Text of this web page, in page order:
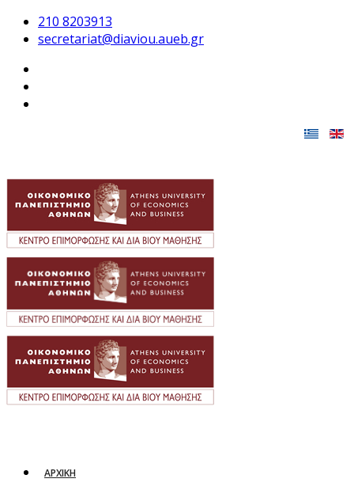
210 8203913
secretariat@diaviou.aueb.gr
ΑΡΧΙΚΗ